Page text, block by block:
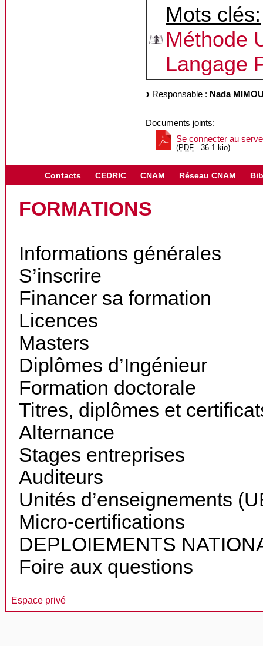
Mots clés:
Méthode
Langage
Responsable : Nada
Documents joints:
Se connecter au
(PDF - 36.1 kio)
Contacts CEDRIC CNAM Réseau CNAM
FORMATIONS
Informations générales
S’inscrire
Financer sa formation
Licences
Masters
Diplômes d’Ingénieur
Formation doctorale
Titres, diplômes et
Alternance
Stages entreprises
Auditeurs
Unités d’enseignements
Micro-certifications
DEPLOIEMENTS
Foire aux questions
Espace privé